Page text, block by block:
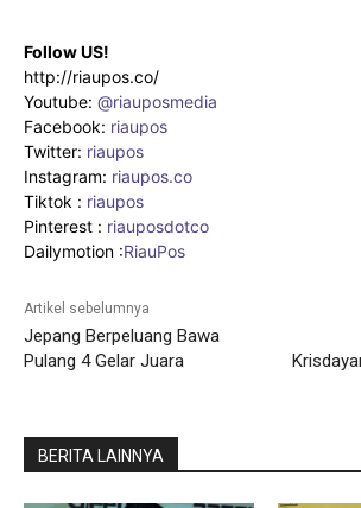
Follow US!
http://riaupos.co/
Youtube: @riauposmedia
Facebook: riaupos
Twitter: riaupos
Instagram: riaupos.co
Tiktok : riaupos
Pinterest : riauposdotco
Dailymotion :RiauPos
Artikel sebelumnya
Jepang Berpeluang Bawa
Pulang 4 Gelar Juara
BERITA LAINNYA